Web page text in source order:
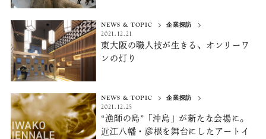
ドを体験する
NEWS & TOPIC
企業探訪
2021.12.21
東大阪の職人技が生きる、 オンリーワ
ンの灯り
NEWS & TOPIC
企業探訪
2021.12.25
“漁師の島”「沖島」が新たな会場に。
近江八幡・彦根を舞台にしたアートイ